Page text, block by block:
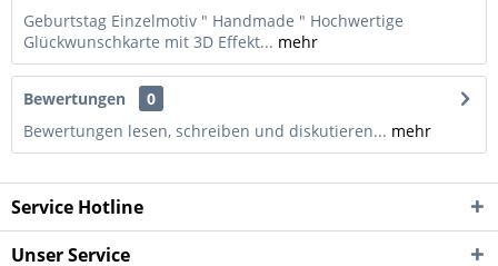
Geburtstag Einzelmotiv " Handmade " Hochwertige
Glückwunschkarte mit 3D Effekt... mehr
Bewertungen
0
Bewertungen lesen, schreiben und diskutieren... mehr
Service Hotline
Unser Service